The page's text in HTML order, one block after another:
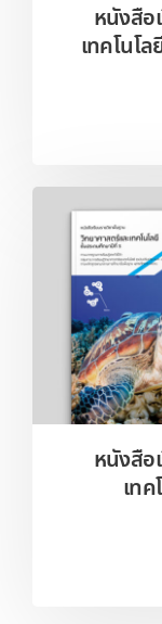
หนังสือ
เทคโนโ
หนังสือ
เทค